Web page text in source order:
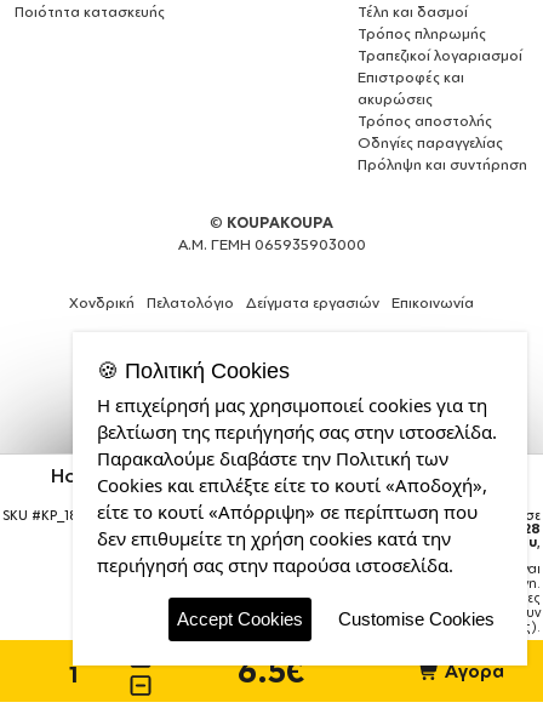
Hotel Marriott, Name Tags/Badge Plexiglass με
μαγνήτη ασφαλείας (75x25mm)
SKU #KP_18192_nametag-plex-2575 Η παραγγελία σας θα παραδοθεί σε
courier έως την Παρασκευή 28
Αυγούστου,
Σημείωση:Η παράδοση στο courier είναι
εκτιμώμενη.
1–3 εργάσιμες
ημέρες (ενδέχεται να υπάρξουν
καθυστερήσεις).
6.5€ Αγορά
Ποιότητα κατασκευής
Τέλη και δασμοί
Τρόπος πληρωμής
Τραπεζικοί λογαριασμοί
Επιστροφές και
ακυρώσεις
Τρόπος αποστολής
Οδηγίες παραγγελίας
Πρόληψη και συντήρηση
© KOUPAKOUPA
Α.Μ. ΓΕΜΗ 065935903000
Χονδρική Πελατολόγιο Δείγματα εργασιών Επικοινωνία
Κατασκευή
ιστοσελίδων
και
Web
Design
από
την
CDL.gr
🍪 Πολιτική Cookies
Η επιχείρησή μας χρησιμοποιεί cookies για τη
βελτίωση της περιήγησής σας στην ιστοσελίδα.
Παρακαλούμε διαβάστε την Πολιτική των
Cookies και επιλέξτε είτε το κουτί «Αποδοχή»,
είτε το κουτί «Απόρριψη» σε περίπτωση που
δεν επιθυμείτε τη χρήση cookies κατά την
περιήγησή σας στην παρούσα ιστοσελίδα.
Accept Cookies Customise Cookies